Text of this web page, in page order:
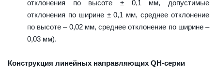
отклонения по высоте ± 0,1 мм, допустимые
отклонения по ширине ± 0,1 мм, среднее отклонение
по высоте – 0,02 мм, среднее отклонение по ширине –
0,03 мм).
Конструкция линейных направляющих QН-серии